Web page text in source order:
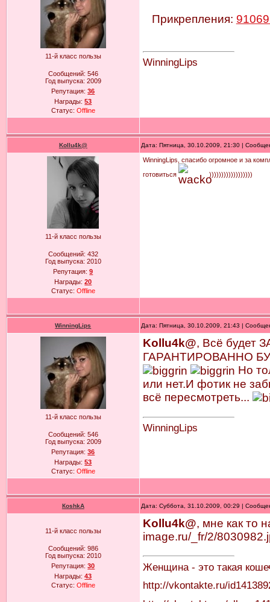
11-й класс пользы
Сообщений: 546
Год выпуска: 2009
Репутация:36
Награды:53
Статус: Offline
Прикрепления:
WinningLips
Kollu4k@ Дата: Пятница, 30.10.2009, 21:30 |
11-й класс пользы
Сообщений: 432
Год выпуска: 2010
Репутация:9
Награды:20
Статус: Offline
WinningLips, спасибо огромное и за
готовиться
))))))))))))))))))
WinningLips Дата: Пятница, 30.10.2009, 21:43 |
11-й класс пользы
Сообщений: 546
Год выпуска: 2009
Репутация:36
Награды:53
Статус: Offline
Kollu4k@, Всё будет
ГАРАНТИРОВАННО
Но
или нет.И фотик не
всё пересмотреть...
WinningLips
КoshkA Дата: Суббота, 31.10.2009, 00:29 |
11-й класс пользы
Сообщений: 986
Год выпуска: 2010
Репутация:30
Награды:43
Статус: Offline
Kollu4k@, мне как то
image.ru/_fr/2/
Женщина - это такая
http://vkontakte.ru/